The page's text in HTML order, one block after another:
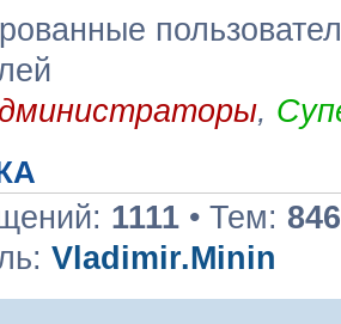
,
1111 • Тем: 846
Vladimir.Minin